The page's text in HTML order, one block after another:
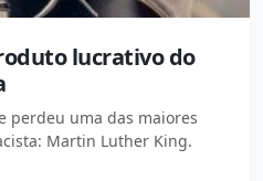
lucrativo do
perdeu uma das maiores
Martin Luther King.